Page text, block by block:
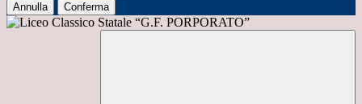
Annulla Conferma